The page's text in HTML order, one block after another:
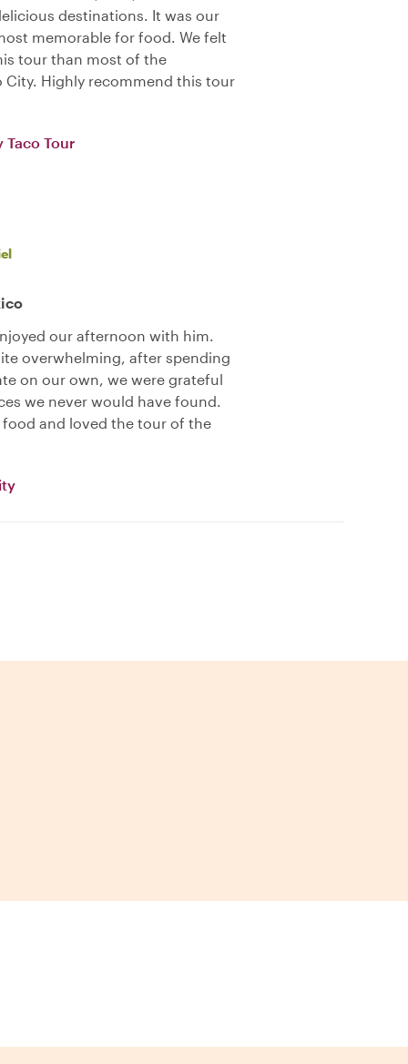
destinations. It was our
memorable for food. We felt
tour than most of the
City. Highly recommend this tour
Taco Tour
our afternoon with him.
overwhelming, after spending
on our own, we were grateful
we never would have found.
and loved the tour of the